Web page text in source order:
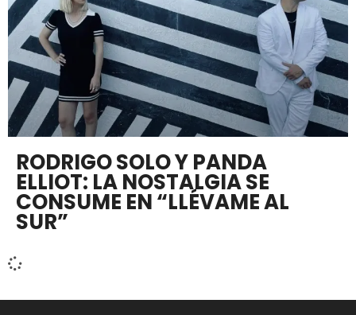
RODRIGO SOLO Y PANDA
ELLIOT: LA NOSTALGIA SE
CONSUME EN “LLÉVAME AL
SUR”